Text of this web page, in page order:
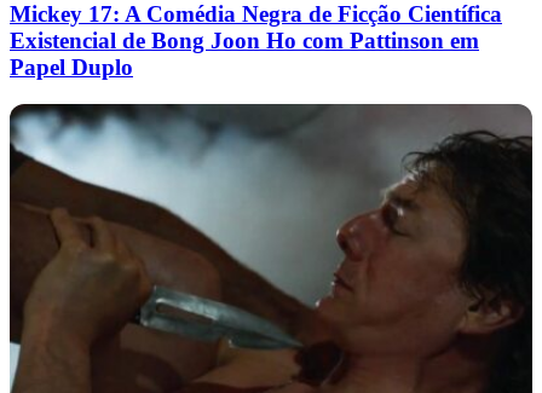
Mickey 17: A Comédia Negra de Ficção Científica
Existencial de Bong Joon Ho com Pattinson em
Papel Duplo